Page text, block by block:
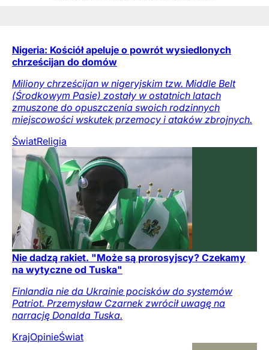
Nigeria: Kościół apeluje o powrót wysiedlonych
chrześcijan do domów
Miliony chrześcijan w nigeryjskim tzw. Middle Belt
(Środkowym Pasie) zostały w ostatnich latach
zmuszone do opuszczenia swoich rodzinnych
miejscowości wskutek przemocy i ataków zbrojnych.
ŚwiatReligia
Nie dadzą rakiet. "Może są prorosyjscy? Czekamy
na wytyczne od Tuska"
Finlandia nie da Ukrainie pocisków do systemów
Patriot. Przemysław Czarnek zwrócił uwagę na
narrację Donalda Tuska.
KrajOpinieŚwiat